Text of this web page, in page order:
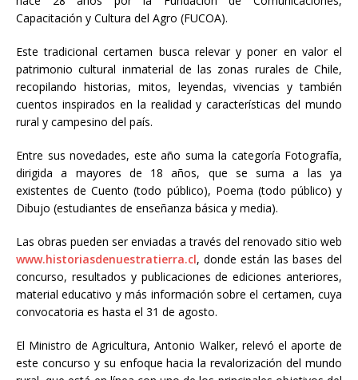
Capacitación y Cultura del Agro (FUCOA).
Este tradicional certamen busca relevar y poner en valor el
patrimonio cultural inmaterial de las zonas rurales de Chile,
recopilando historias, mitos, leyendas, vivencias y también
cuentos inspirados en la realidad y características del mundo
rural y campesino del país.
Entre sus novedades, este año suma la categoría Fotografía,
dirigida a mayores de 18 años, que se suma a las ya
existentes de Cuento (todo público), Poema (todo público) y
Dibujo (estudiantes de enseñanza básica y media).
Las obras pueden ser enviadas a través del renovado sitio web
www.historiasdenuestratierra.cl, donde están las bases del
concurso, resultados y publicaciones de ediciones anteriores,
material educativo y más información sobre el certamen, cuya
convocatoria es hasta el 31 de agosto.
El Ministro de Agricultura, Antonio Walker, relevó el aporte de
este concurso y su enfoque hacia la revalorización del mundo